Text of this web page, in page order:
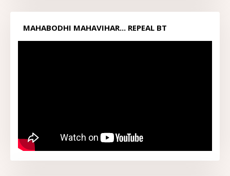
MAHABODHI MAHAVIHAR... REPEAL BT
ACT1949...